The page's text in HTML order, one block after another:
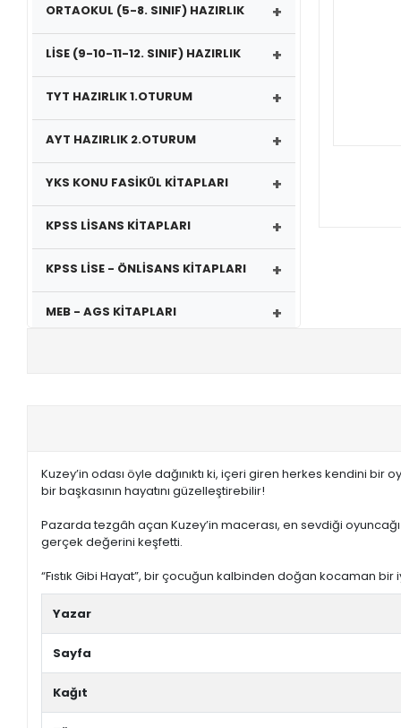
ORTAOKUL (5-8. SINIF) HAZIRLIK +
LİSE (9-10-11-12. SINIF) HAZIRLIK +
TYT HAZIRLIK 1.OTURUM +
AYT HAZIRLIK 2.OTURUM +
YKS KONU FASİKÜL KİTAPLARI +
KPSS LİSANS KİTAPLARI +
KPSS LİSE - ÖNLİSANS KİTAPLARI +
MEB - AGS KİTAPLARI +
YDS - YÖKDİL HAZIRLIK KİTAPLARI +
ASKERİ LİSE - PMYO KİTAPLARI
DHBT HAZIRLIK KİTAPLARI
GYS HAZIRLIK KİTAPLARI
SPK HAZIRLIK KİTAPLARI
Kuzey’in odası öyle dağınıktı ki, içeri giren herkes kendini bir
bir başkasının hayatını güzelleştirebilir!
Pazarda tezgâh açan Kuzey’in macerası, en sevdiği
gerçek değerini keşfetti.
“Fıstık Gibi Hayat”, bir çocuğun kalbinden doğan kocaman
Yazar
Sayfa
Kağıt